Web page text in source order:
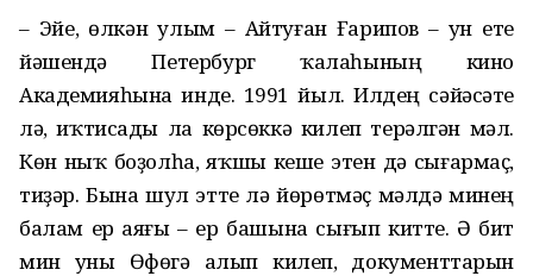
– Эйе, өлкән улым – Айтуған Ғарипов – ун ете
йәшендә Петербург ҡалаһының кино
Академияһына инде. 1991 йыл. Илдең сәйәсәте
лә, иҡтисады ла көрсөккә килеп терәлгән мәл.
Көн ныҡ боҙолһа, яҡшы кеше этен дә сығармаҫ,
тиҙәр. Бына шул этте лә йөрөтмәҫ мәлдә минең
балам ер аяғы – ер башына сығып китте. Ә бит
мин уны Өфөгә алып килеп, документтарын